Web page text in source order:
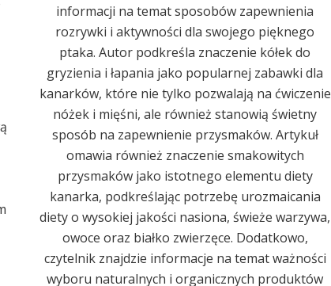
informacji na temat sposobów zapewnienia
rozrywki i aktywności dla swojego pięknego
ptaka. Autor podkreśla znaczenie kółek do
gryzienia i łapania jako popularnej zabawki dla
kanarków, które nie tylko pozwalają na ćwiczenie
nóżek i mięśni, ale również stanowią świetny
sposób na zapewnienie przysmaków. Artykuł
omawia również znaczenie smakowitych
przysmaków jako istotnego elementu diety
kanarka, podkreślając potrzebę urozmaicania
diety o wysokiej jakości nasiona, świeże warzywa,
owoce oraz białko zwierzęce. Dodatkowo,
czytelnik znajdzie informacje na temat ważności
wyboru naturalnych i organicznych produktów